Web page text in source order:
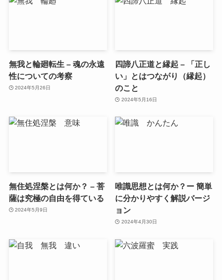
無我と輪廻転生 – 魂の永遠
性についての考察
2024年5月26日
四諦八正道と縁起 – 「正し
い」とはつながり（縁起）
のこと
2024年5月16日
無住処涅槃とは何か？ – 菩
薩は究極の自由を得ている
2024年5月9日
唯識思想とは何か？ー 簡単
に分かりやすく解説バージ
ョン
2024年4月30日